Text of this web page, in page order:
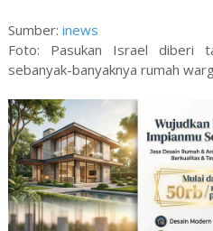
Sumber: inews
Foto: Pasukan Israel diberi
sebanyak-banyaknya rumah